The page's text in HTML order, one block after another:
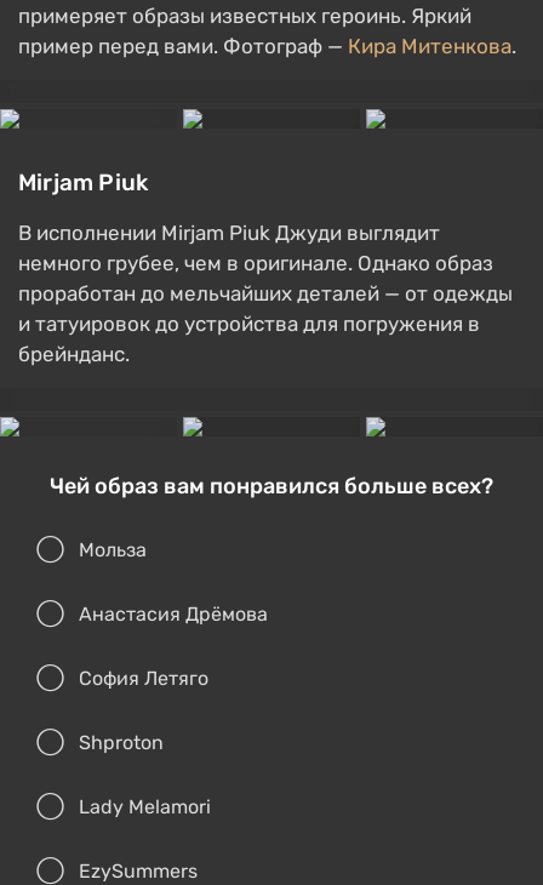
примеряет образы известных героинь. Яркий
пример перед вами. Фотограф — Кира Митенкова.
Mirjam Piuk
В исполнении Mirjam Piuk Джуди выглядит
немного грубее, чем в оригинале. Однако образ
проработан до мельчайших деталей — от одежды
и татуировок до устройства для погружения в
брейнданс.
Чей образ вам понравился больше всех?
Мольза
Анастасия Дрёмова
София Летяго
Shproton
Lady Melamori
EzySummers